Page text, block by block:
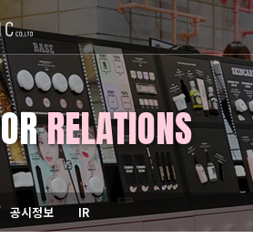
RELATIONS
공시정보 IR